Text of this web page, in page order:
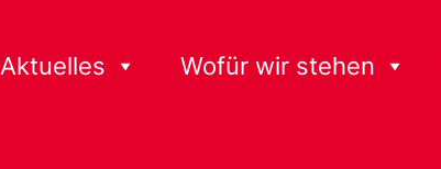
Aktuelles Wofür wir stehen